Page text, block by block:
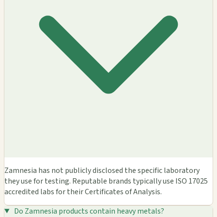
Zamnesia has not publicly disclosed the specific laboratory
they use for testing. Reputable brands typically use ISO 17025
accredited labs for their Certificates of Analysis.
Do Zamnesia products contain heavy metals?